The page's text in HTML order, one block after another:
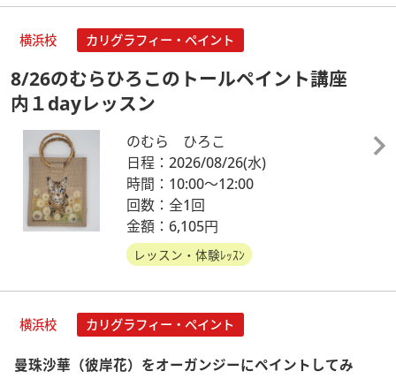
横浜校 カリグラフィー・ペイント
8/26のむらひろこのトールペイント講座
内１dayレッスン
のむら ひろこ
日程：2026/08/26(水)
時間：10:00～12:00
回数：全1回
金額：6,105円
レッスン・体験ﾚｯｽﾝ
横浜校 カリグラフィー・ペイント
曼珠沙華（彼岸花）をオーガンジーにペイントしてみ